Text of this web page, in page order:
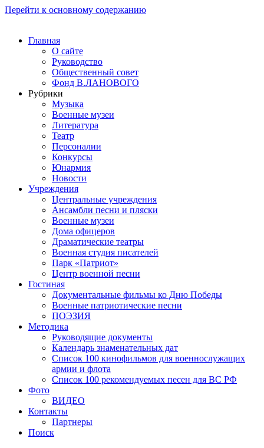
Перейти к основному содержанию
Главная
О сайте
Руководство
Общественный совет
Фонд В.ЛАНОВОГО
Рубрики
Музыка
Военные музеи
Литература
Театр
Персоналии
Конкурсы
Юнармия
Новости
Учреждения
Центральные учреждения
Ансамбли песни и пляски
Военные музеи
Дома офицеров
Драматические театры
Военная студия писателей
Парк «Патриот»
Центр военной песни
Гостиная
Документальные фильмы ко Дню Победы
Военные патриотические песни
ПОЭЗИЯ
Методика
Руководящие документы
Календарь знаменательных дат
Список 100 кинофильмов для военнослужащих
армии и флота
Список 100 рекомендуемых песен для ВС РФ
Фото
ВИДЕО
Контакты
Партнеры
Поиск